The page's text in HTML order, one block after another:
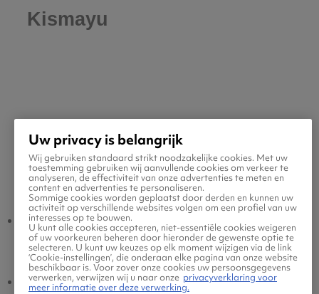
Kismayu
Populaire vluchten
Kismayu - Amsterdam
Kismayu
Kismayu - Eindhoven Eindhoven - Kismayu
Uw privacy is belangrijk
Wij gebruiken standaard strikt noodzakelijke cookies. Met uw
toestemming gebruiken wij aanvullende cookies om verkeer te
analyseren, de effectiviteit van onze advertenties te meten en
content en advertenties te personaliseren.
Sommige cookies worden geplaatst door derden en kunnen uw
activiteit op verschillende websites volgen om een profiel van uw
interesses op te bouwen.
U kunt alle cookies accepteren, niet-essentiële cookies weigeren
of uw voorkeuren beheren door hieronder de gewenste optie te
selecteren. U kunt uw keuzes op elk moment wijzigen via de link
‘Cookie-instellingen’, die onderaan elke pagina van onze website
beschikbaar is. Voor zover onze cookies uw persoonsgegevens
verwerken, verwijzen wij u naar onze privacyverklaring voor
meer informatie over deze verwerking.